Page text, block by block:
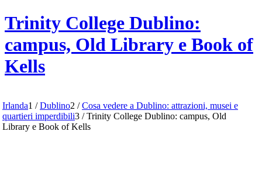
Trinity College Dublino:
campus, Old Library e Book of
Kells
Irlanda1 / Dublino2 / Cosa vedere a Dublino: attrazioni, musei e
quartieri imperdibili3 / Trinity College Dublino: campus, Old
Library e Book of Kells